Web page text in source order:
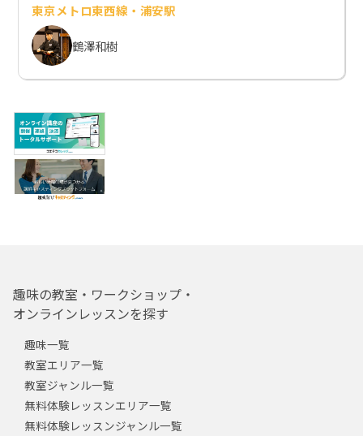
東京メトロ東西線・浦安駅
鶴澤和樹
趣味の教室・ワークショップ・
オンラインレッスンを探す
趣味一覧
教室エリア一覧
教室ジャンル一覧
無料体験レッスンエリア一覧
無料体験レッスンジャンル一覧